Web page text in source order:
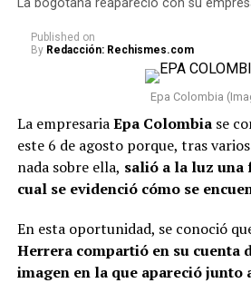
“Van dos meses.
de dos meses, estoy
totalmente
bien. Incluso, para
tema ahí también,
mamá de la niña
Como se lo dije a
La bogotana reapareció con su
Published on
By Redacción: Rechismes.com
Epa Colombia
La empresariaEpa Colombiase
este 6 de agosto porque, tras
nada sobre ella, salió a la luz
cual se evidenció cómo se
En esta oportunidad, se conoció
Herrera compartió en su cuenta
imagen en la que apareció junto